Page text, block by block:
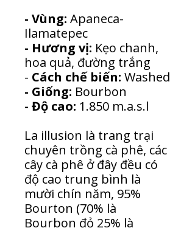
- Vùng: Apaneca-
Ilamatepec
- Hương vị: Kẹo chanh,
hoa quả, đường trắng
- Cách chế biến: Washed
- Giống: Bourbon
- Độ cao: 1.850 m.a.s.l
La illusion là trang trại
chuyên trồng cà phê, các
cây cà phê ở đây đều có
độ cao trung bình là
mười chín năm, 95%
Bourton (70% là
Bourbon đỏ 25% là